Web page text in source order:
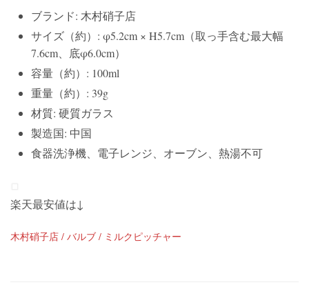
ブランド: 木村硝子店
サイズ（約）: φ5.2cm × H5.7cm（取っ手含む最大幅
7.6cm、底φ6.0cm）
容量（約）: 100ml
重量（約）: 39g
材質: 硬質ガラス
製造国: 中国
食器洗浄機、電子レンジ、オーブン、熱湯不可
楽天最安値は↓
木村硝子店 / バルブ / ミルクピッチャー